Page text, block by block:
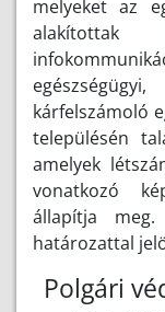
melyeket az
kárfelszámoló
településén
amelyek
vonatkozó
állapítja
határozattal
Polgári